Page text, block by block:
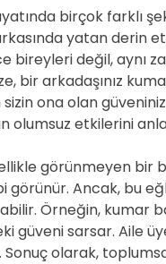
birçok farklı
yatan derin
bireyleri değil, aynı
bir arkadaşınız
sizin ona olan
olumsuz etkilerini
görünmeyen bir
görünür. Ancak, bu
Örneğin, kumar
güveni sarsar. Aile
olarak,